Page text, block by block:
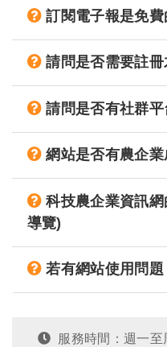
訂閱電子報是免費
請問是否需要註冊
請問是否有社群平
網站是否有農企業
科技農企業資訊網
導覽)
若有網站使用問題
服務時間：週一